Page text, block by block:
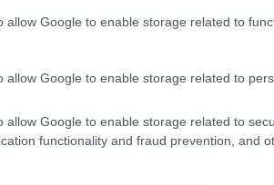
allow Google to enable storage related to
allow Google to enable storage related to
allow Google to enable storage related to
functionality and fraud prevention, and
Όσκαρ 2019: Ποιοι
ψηφίσουν για να το
Πώς γίνεται η... επιλογή
Ποιοι είναι εκείνοι που θα
ψηφίσουν τον Λάνθιμο